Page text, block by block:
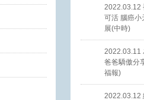
2022.03.12
可活 腦癌小
展(中時)
2022.03.11
爸爸驕傲分
福報)